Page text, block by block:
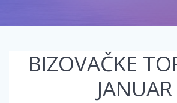
BIZOVAČKE
JANUAR